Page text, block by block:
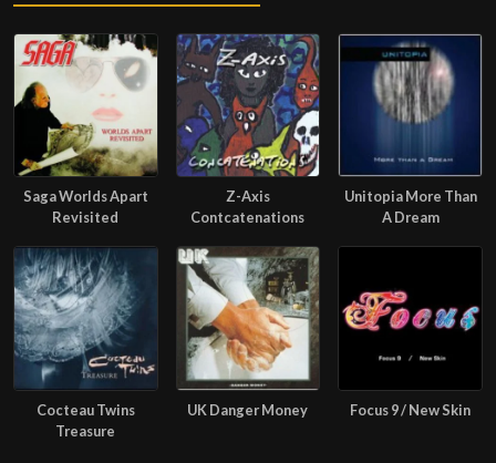
Saga Worlds Apart
Revisited
Z-Axis
Contcatenations
Unitopia More Than
A Dream
Cocteau Twins
Treasure
UK Danger Money Focus 9 / New Skin